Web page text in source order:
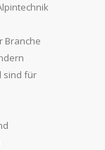
Branche
sind für